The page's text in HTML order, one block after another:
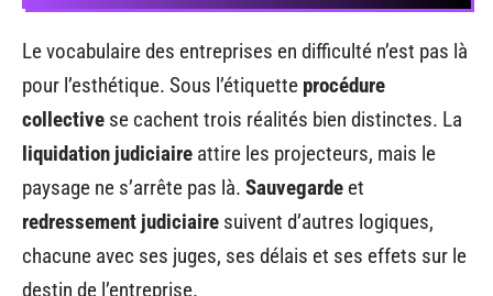
Le vocabulaire des entreprises en difficulté n’est pas là
pour l’esthétique. Sous l’étiquette procédure
collective se cachent trois réalités bien distinctes. La
liquidation judiciaire attire les projecteurs, mais le
paysage ne s’arrête pas là. Sauvegarde et
redressement judiciaire suivent d’autres logiques,
chacune avec ses juges, ses délais et ses effets sur le
destin de l’entreprise.